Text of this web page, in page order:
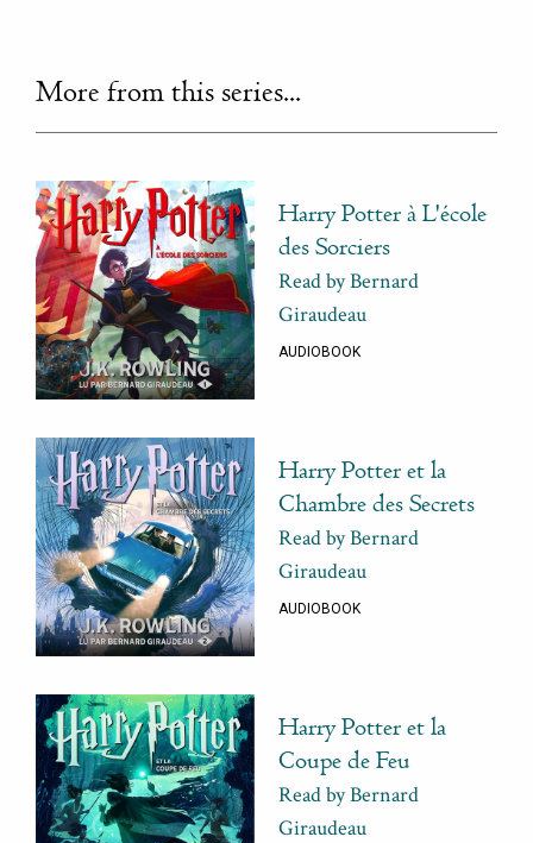
More from this series...
Harry Potter à L'école
des Sorciers
Read by Bernard
Giraudeau
AUDIOBOOK
Harry Potter et la
Chambre des Secrets
Read by Bernard
Giraudeau
AUDIOBOOK
Harry Potter et la
Coupe de Feu
Read by Bernard
Giraudeau